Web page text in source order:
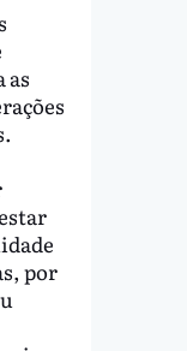
as
por